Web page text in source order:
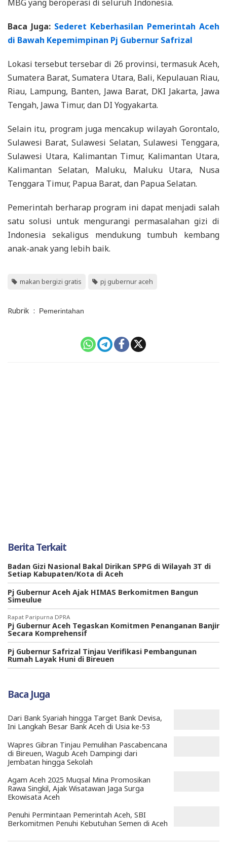
MBG yang beroperasi di seluruh Indonesia.
Baca Juga: Sederet Keberhasilan Pemerintah Aceh
di Bawah Kepemimpinan Pj Gubernur Safrizal
Lokasi tersebut tersebar di 26 provinsi, termasuk Aceh,
Sumatera Barat, Sumatera Utara, Bali, Kepulauan Riau,
Riau, Lampung, Banten, Jawa Barat, DKI Jakarta, Jawa
Tengah, Jawa Timur, dan DI Yogyakarta.
Selain itu, program juga mencakup wilayah Gorontalo,
Sulawesi Barat, Sulawesi Selatan, Sulawesi Tenggara,
Sulawesi Utara, Kalimantan Timur, Kalimantan Utara,
Kalimantan Selatan, Maluku, Maluku Utara, Nusa
Tenggara Timur, Papua Barat, dan Papua Selatan.
Pemerintah berharap program ini dapat menjadi salah
satu solusi untuk mengurangi permasalahan gizi di
Indonesia sekaligus mendukung tumbuh kembang
anak-anak yang lebih baik.
makan bergizi gratis pj gubernur aceh
Rubrik : Pemerintahan
Berita Terkait
Badan Gizi Nasional Bakal Dirikan SPPG di Wilayah 3T di
Setiap Kabupaten/Kota di Aceh
Pj Gubernur Aceh Ajak HIMAS Berkomitmen Bangun
Simeulue
Rapat Paripurna DPRA
Pj Gubernur Aceh Tegaskan Komitmen Penanganan Banjir
Secara Komprehensif
Pj Gubernur Safrizal Tinjau Verifikasi Pembangunan
Rumah Layak Huni di Bireuen
Baca Juga
Dari Bank Syariah hingga Target Bank Devisa,
Ini Langkah Besar Bank Aceh di Usia ke-53
Wapres Gibran Tinjau Pemulihan Pascabencana
di Bireuen, Wagub Aceh Dampingi dari
Jembatan hingga Sekolah
Agam Aceh 2025 Muqsal Mina Promosikan
Rawa Singkil, Ajak Wisatawan Jaga Surga
Ekowisata Aceh
Penuhi Permintaan Pemerintah Aceh, SBI
Berkomitmen Penuhi Kebutuhan Semen di Aceh